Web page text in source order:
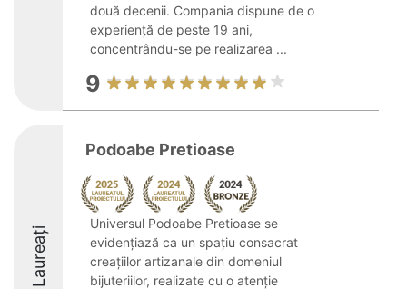
două decenii. Compania dispune de o
experiență de peste 19 ani,
concentrându-se pe realizarea ...
9
Laureați
Podoabe Pretioase
Universul Podoabe Pretioase se
evidențiază ca un spațiu consacrat
creațiilor artizanale din domeniul
bijuteriilor, realizate cu o atenție